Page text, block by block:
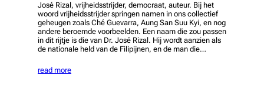
José Rizal, vrijheidsstrijder, democraat, auteur. Bij het
woord vrijheidsstrijder springen namen in ons collectief
geheugen zoals Ché Guevarra, Aung San Suu Kyi, en nog
andere beroemde voorbeelden. Een naam die zou passen
in dit rijtje is die van Dr. José Rizal. Hij wordt aanzien als
de nationale held van de Filipijnen, en de man die…
read more